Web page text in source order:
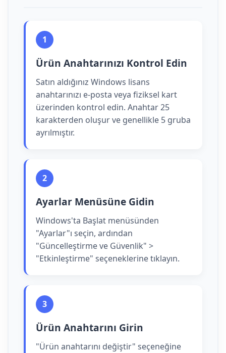
1
Ürün Anahtarınızı Kontrol Edin
Satın aldığınız Windows lisans
anahtarınızı e-posta veya fiziksel kart
üzerinden kontrol edin. Anahtar 25
karakterden oluşur ve genellikle 5 gruba
ayrılmıştır.
2
Ayarlar Menüsüne Gidin
Windows'ta Başlat menüsünden
"Ayarlar"ı seçin, ardından
"Güncelleştirme ve Güvenlik" >
"Etkinleştirme" seçeneklerine tıklayın.
3
Ürün Anahtarını Girin
"Ürün anahtarını değiştir" seçeneğine